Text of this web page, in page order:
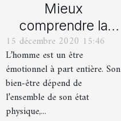
Mieux
comprendre la
guérison par les
émotions
15 décembre 2020 15:46
L’homme est un être
émotionnel à part entière. Son
bien-être dépend de
l’ensemble de son état
physique,...